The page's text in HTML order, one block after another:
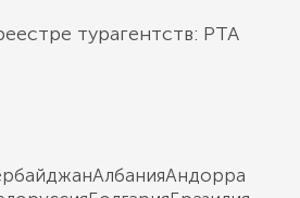
турагентств: РТА
АлбанияАндорра